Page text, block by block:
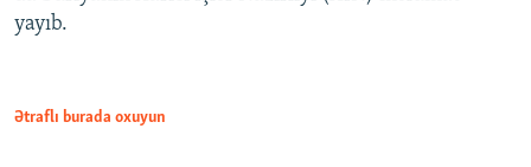
yayıb.
Ətraflı burada oxuyun